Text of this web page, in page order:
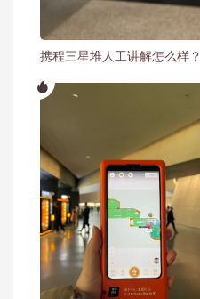
携程三星堆人工讲解怎么样？